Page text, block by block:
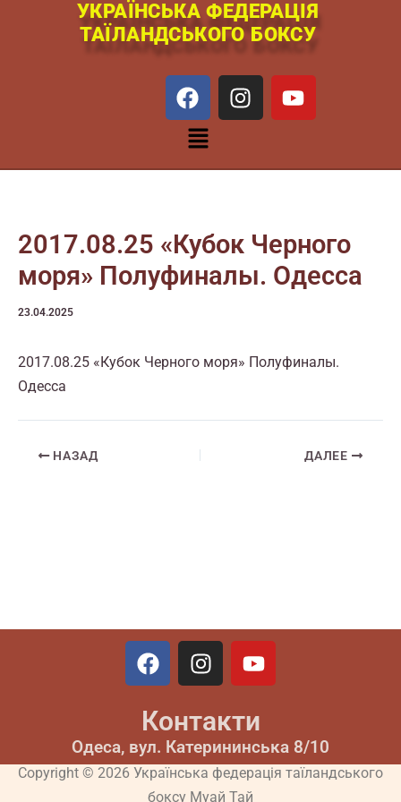
УКРАЇНСЬКА ФЕДЕРАЦІЯ
ТАЇЛАНДСЬКОГО БОКСУ
a
c
e
b
o
n
s
g
m
o
u
b
Меню
2017.08.25 «Кубок Черного
моря» Полуфиналы. Одесса
23.04.2025
2017.08.25 «Кубок Черного моря» Полуфиналы.
Одесса
НАЗАД ДАЛЕЕ
F
a
e
b
o
o
I
n
t
a
g
r
Y
o
t
u
b
e
Контакти
Одеса, вул. Катерининська 8/10
Copyright © 2026 Українська федерація таїландського
боксу Муай Тай